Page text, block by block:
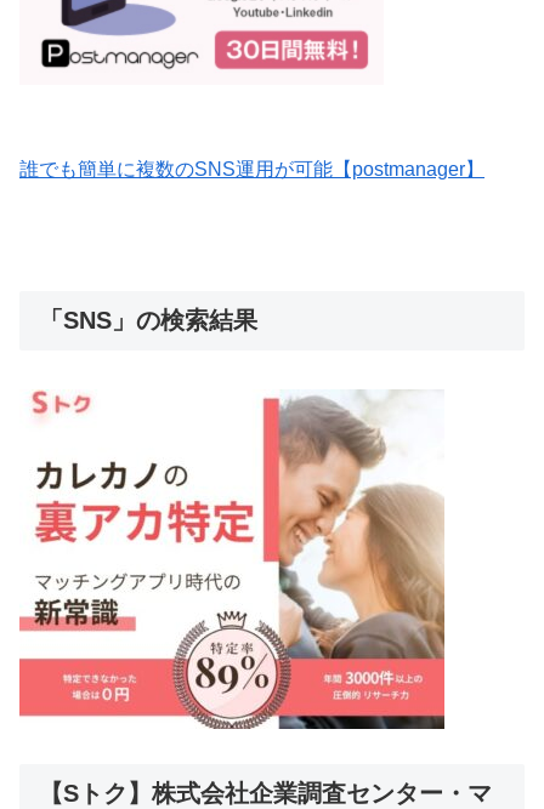
誰でも簡単に複数のSNS運用が可能【postmanager】
「SNS」の検索結果
【Sトク】株式会社企業調査センター・マ